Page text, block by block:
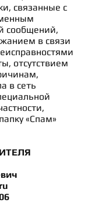
связанные с
сообщений,
в связи
отсутствием
в сеть
«Спам»